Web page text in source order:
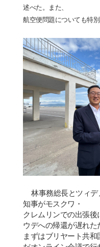
述べた。また、
航空便問題についても特
林事務総長とツィデ
知事がモスクワ ・
クレムリンでの出張後
ウデへの帰還が遅れた
まずはブリヤー ト共和